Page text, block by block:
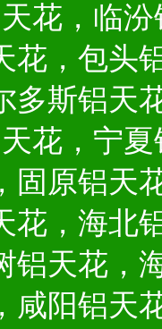
花，临
花，包头
多斯铝天
花，宁
固原铝天
花，海北
铝天花，
咸阳铝天